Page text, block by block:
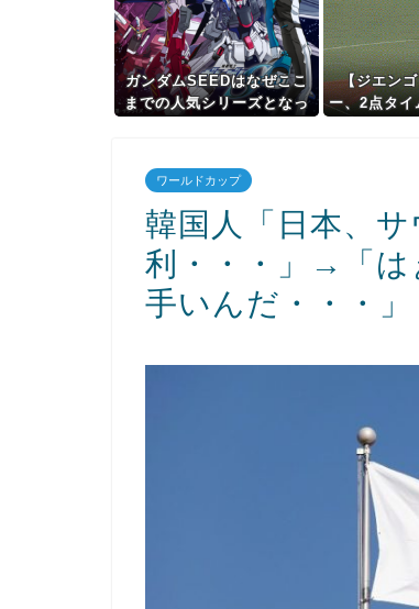
ガンダムSEEDはなぜここ
までの人気シリーズとなっ
【ジエン
ー、2点タイ
ワールドカップ
韓国人「日本、
利・・・」→「は
手いんだ・・・」